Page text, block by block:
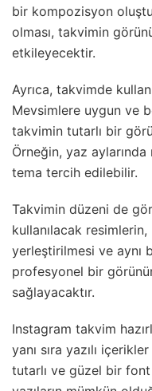
bir kompozisyon
olması, takvimin
etkileyecektir.
Ayrıca, takvimde
Mevsimlere uygun ve
takvimin tutarlı bir
Örneğin, yaz aylarında
tema tercih edilebilir.
Takvimin düzeni de
kullanılacak
yerleştirilmesi ve aynı
profesyonel bir
sağlayacaktır.
Instagram takvim
yanı sıra yazılı
tutarlı ve güzel bir